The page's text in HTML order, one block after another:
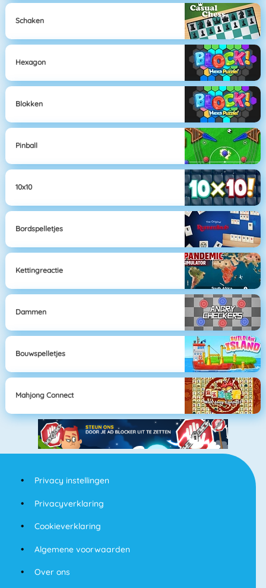
Schaken
Hexagon
Blokken
Pinball
10x10
Bordspelletjes
Kettingreactie
Dammen
Bouwspelletjes
Mahjong Connect
Privacy instellingen
Privacyverklaring
Cookieverklaring
Algemene voorwaarden
Over ons